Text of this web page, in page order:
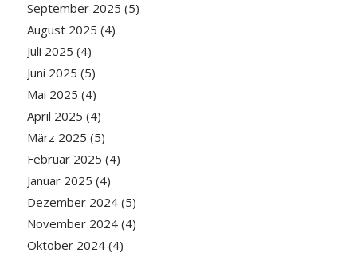
September 2025 (5)
August 2025 (4)
Juli 2025 (4)
Juni 2025 (5)
Mai 2025 (4)
April 2025 (4)
März 2025 (5)
Februar 2025 (4)
Januar 2025 (4)
Dezember 2024(5)
November 2024(4)
Oktober 2024(4)